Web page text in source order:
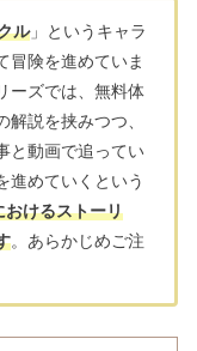
ル」というキャラ
冒険を進めていま
ーズでは、無料体
説を挟みつつ、
と動画で追ってい
進めていくという
おけるストーリ
。あらかじめご注